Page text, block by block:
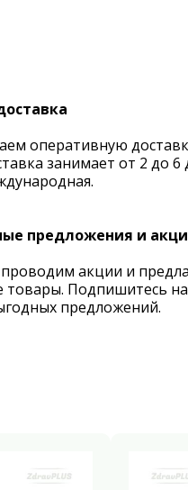
оперативную
занимает от 2 до
предложения и
акции и
товары. Подпишитесь
предложений.